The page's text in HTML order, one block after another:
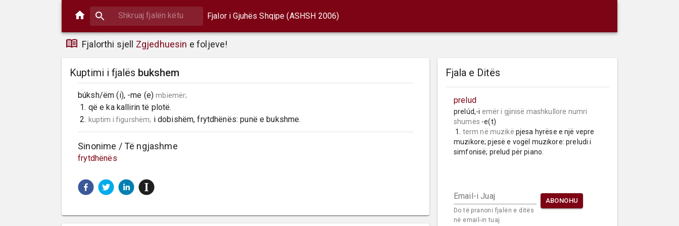
Fjalor i Gjuhës Shqipe (ASHSH 2006)
Fjalorthi sjell Zgjedhuesin e foljeve!
Kuptimi i fjalës bukshem
búksh/ëm (i), -me (e) mbiemër;
2. kuptim i figurshëm; i dobishëm, frytdhënës: punë e bukshme.
Sinonime / Të ngjashme
frytdhënës
Fjala e Ditës
prelud
prelúd,-i emër i gjinisë mashkullore numri
shumës -e(t)
1. term në muzikë pjesa hyrëse e një vepre
muzikore; pjesë e vogël muzikore: preludi i
simfonisë; prelud për piano.
Email-i Juaj
Do të pranoni fjalën e ditës
në email-in tuaj
ABONOHU